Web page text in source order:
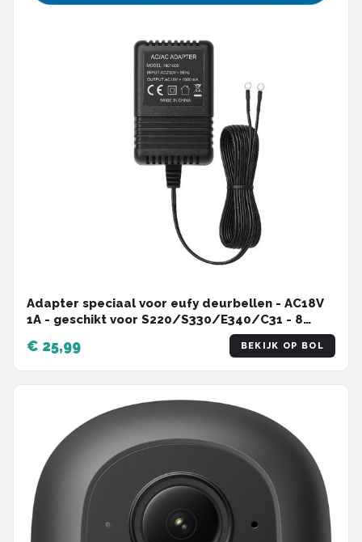
Adapter speciaal voor eufy deurbellen - AC18V
1A - geschikt voor S220/S330/E340/C31 - 8
meter kabel - hoge kwaliteit - werkt
gegarandeerd
€ 25,99 BEKIJK OP BOL